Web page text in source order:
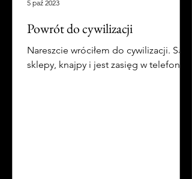
Powrót do cywilizacji
Nareszcie wróciłem do cywilizacji. Są
sklepy, knajpy i jest zasięg w telefonie!
5 paź 2023